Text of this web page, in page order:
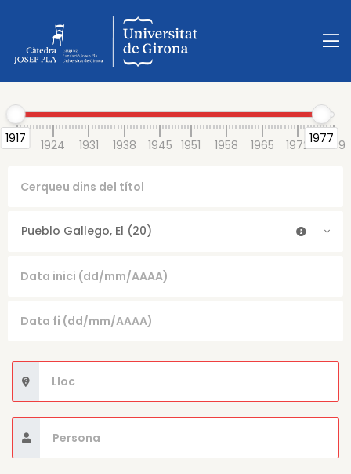
1917 1977
1917 1924 1931 1938 1945 1951 1958 1965 1972 1979
Pueblo Gallego, El (20)